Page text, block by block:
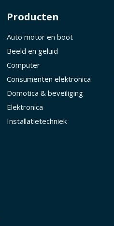
Producten
Auto motor en boot
Beeld en geluid
Computer
Consumenten elektronica
Domotica & beveiliging
Elektronica
Installatietechniek